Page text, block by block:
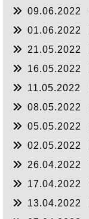
09.06.2022
01.06.2022
21.05.2022
16.05.2022
11.05.2022
08.05.2022
05.05.2022
02.05.2022
26.04.2022
17.04.2022
13.04.2022